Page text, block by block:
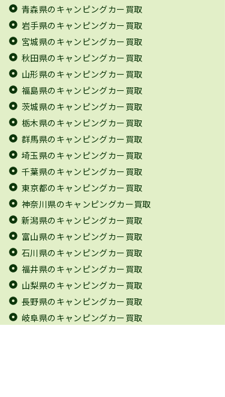
青森県のキャンピングカー買取
岩手県のキャンピングカー買取
宮城県のキャンピングカー買取
秋田県のキャンピングカー買取
山形県のキャンピングカー買取
福島県のキャンピングカー買取
茨城県のキャンピングカー買取
栃木県のキャンピングカー買取
群馬県のキャンピングカー買取
埼玉県のキャンピングカー買取
千葉県のキャンピングカー買取
東京都のキャンピングカー買取
神奈川県のキャンピングカー買取
新潟県のキャンピングカー買取
富山県のキャンピングカー買取
石川県のキャンピングカー買取
福井県のキャンピングカー買取
山梨県のキャンピングカー買取
長野県のキャンピングカー買取
岐阜県のキャンピングカー買取